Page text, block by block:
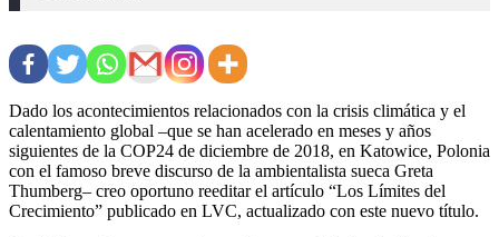
Dado los acontecimientos relacionados con la crisis climática y el
calentamiento global –que se han acelerado en meses y años
siguientes de la COP24 de diciembre de 2018, en Katowice, Polonia
con el famoso breve discurso de la ambientalista sueca Greta
Thumberg– creo oportuno reeditar el artículo “Los Límites del
Crecimiento” publicado en LVC, actualizado con este nuevo título.